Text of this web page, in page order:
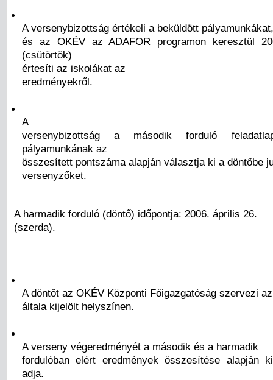
A versenybizottság értékeli a beküldött pályamunkákat,
és az OKÉV az ADAFOR programon keresztül
(csütörtök)
értesíti az iskolákat az
eredményekről.
A
versenybizottság a második forduló
pályamunkának az
összesített pontszáma alapján választja ki a döntőbe
versenyzőket.
A harmadik forduló (döntő) időpontja: 2006. április 26.
(szerda).
A döntőt az OKÉV Központi Főigazgatóság szervezi az
általa kijelölt helyszínen.
A verseny végeredményét a második és a harmadik
fordulóban elért eredmények összesítése alapján
adja.